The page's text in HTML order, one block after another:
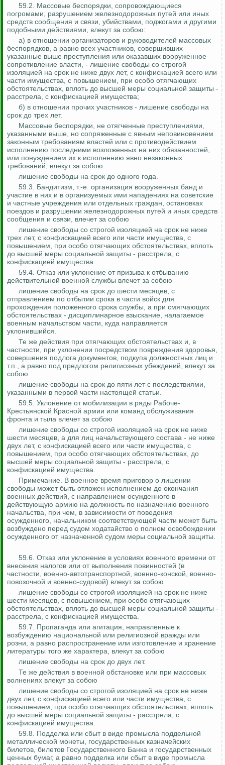
59.2. Массовые беспорядки, сопровождающиеся
погромами, разрушением железнодорожных путей или иных
средств сообщения и связи, убийствами, поджогами и другими
подобными действиями, влекут за собою:
а) в отношении организаторов и руководителей массовых
беспорядков, а равно всех участников, совершивших
указанные выше преступления или оказавших вооруженное
сопротивление власти, - лишение свободы со строгой
изоляцией на срок не ниже двух лет, с конфискацией всего или
части имущества, с повышением, при особо отягчающих
обстоятельствах, вплоть до высшей меры социальной защиты -
расстрела, с конфискацией имущества;
б) в отношении прочих участников - лишение свободы на
срок до трех лет.
Массовые беспорядки, не отягченные преступлениями,
указанными выше, но сопряженные с явным неповиновением
законным требованиям властей или с противодействием
исполнению последними возложенных на них обязанностей,
или понуждением их к исполнению явно незаконных
требований, влекут за собою
лишение свободы на срок до одного года.
59.3. Бандитизм, т.-е. организация вооруженных банд и
участие в них и в организуемых ими нападениях на советские
и частные учреждения или отдельных граждан, остановках
поездов и разрушении железнодорожных путей и иных средств
сообщения и связи, влечет за собою
лишение свободы со строгой изоляцией на срок не ниже
трех лет, с конфискацией всего или части имущества, с
повышением, при особо отягчающих обстоятельствах, вплоть
до высшей меры социальной защиты - расстрела, с
конфискацией имущества.
59.4. Отказ или уклонение от призыва к отбыванию
действительной военной службы влечет за собою
лишение свободы на срок до шести месяцев, с
отправлением по отбытии срока в части войск для
прохождения положенного срока службы, а при смягчающих
обстоятельствах - дисциплинарное взыскание, налагаемое
военным начальством части, куда направляется
уклонившийся.
Те же действия при отягчающих обстоятельствах и, в
частности, при уклонении посредством повреждения здоровья,
совершения подлога документов, подкупа должностных лиц и
т.п., а равно под предлогом религиозных убеждений, влекут за
собою
лишение свободы на срок до пяти лет с последствиями,
указанными в первой части настоящей статьи.
59.5. Уклонение от мобилизации в ряды Рабоче-
Крестьянской Красной армии или команд обслуживания
фронта и тыла влечет за собою
лишение свободы со строгой изоляцией на срок не ниже
шести месяцев, а для лиц начальствующего состава - не ниже
двух лет, с конфискацией всего или части имущества, с
повышением, при особо отягчающих обстоятельствах, до
высшей меры социальной защиты - расстрела, с
конфискацией имущества.
Примечание. В военное время приговор о лишении
свободы может быть отложен исполнением до окончания
военных действий, с направлением осужденного в
действующую армию на должность по назначению военного
начальства, при чем, в зависимости от поведения
осужденного, начальником соответствующей части может быть
возбуждено перед судом ходатайство о полном освобождении
осужденного от назначенной судом меры социальной защиты.
59.6. Отказ или уклонение в условиях военного времени от
внесения налогов или от выполнения повинностей (в
частности, военно-автотранспортной, военно-конской, военно-
повозочной и военно-судовой) влекут за собою
лишение свободы со строгой изоляцией на срок не ниже
шести месяцев, с повышением, при особо отягчающих
обстоятельствах, вплоть до высшей меры социальной защиты -
расстрела, с конфискацией имущества.
59.7. Пропаганда или агитация, направленные к
возбуждению национальной или религиозной вражды или
розни, а равно распространение или изготовление и хранение
литературы того же характера, влекут за собою
лишение свободы на срок до двух лет.
Те же действия в военной обстановке или при массовых
волнениях влекут за собою
лишение свободы со строгой изоляцией на срок не ниже
двух лет, с конфискацией всего или части имущества, с
повышением, при особо отягчающих обстоятельствах, вплоть
до высшей меры социальной защиты - расстрела, с
конфискацией имущества.
59.8. Подделка или сбыт в виде промысла поддельной
металлической монеты, государственных казначейских
билетов, билетов Государственного Банка и государственных
ценных бумаг, а равно подделка или сбыт в виде промысла